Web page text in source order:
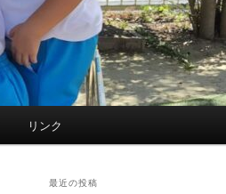
リンク
最近の投稿